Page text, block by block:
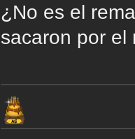
¿No es el
sacaron por el